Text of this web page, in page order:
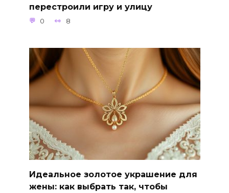
перестроили игру и улицу
0 8
Идеальное золотое украшение для
жены: как выбрать так, чтобы